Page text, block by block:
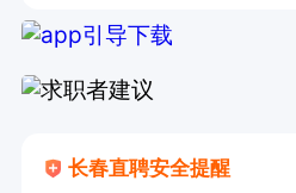
听器验配、调试、取耳印者
设备操作。
识强，能长期稳定工作。
长春直聘安全提醒